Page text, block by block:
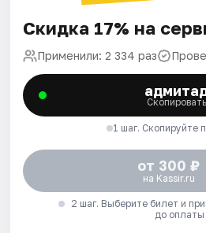
Скидка 17% на
Применили: 2 334 раз
Скопировать
1 шаг. Скопируйте
от 300 ₽
на Kassir.ru
2 шаг. Выберите билет и
до оплаты